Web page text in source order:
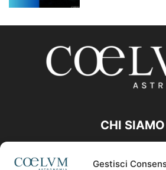
Gestisci
CHI SIAMO
Contattaci: